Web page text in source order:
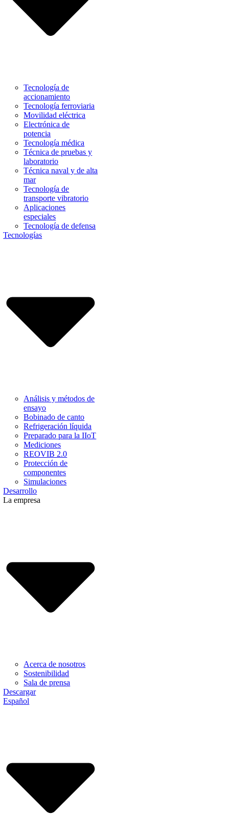
Tecnología de
accionamiento
Tecnología ferroviaria
Movilidad eléctrica
Electrónica de
potencia
Tecnología médica
Técnica de pruebas y
laboratorio
Técnica naval y de alta
mar
Tecnología de
transporte vibratorio
Aplicaciones
especiales
Tecnología de defensa
Tecnologías
Análisis y métodos de
ensayo
Bobinado de canto
Refrigeración líquida
Preparado para la IIoT
Mediciones
REOVIB 2.0
Protección de
componentes
Simulaciones
Desarrollo
La empresa
Acerca de nosotros
Sostenibilidad
Sala de prensa
Descargar
Español